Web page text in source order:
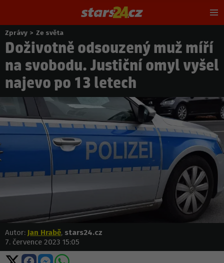
Nacházíte
se
zde:
Zprávy > Ze světa
Doživotně odsouzený muž míří
na svobodu. Justiční omyl vyšel
najevo po 13 letech
Autor: Jan Hrabě, stars24.cz
7. července 2023 15:05
SdíletSdíletSdíletSdílet